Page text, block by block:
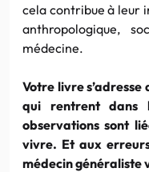
cela contribue à leur
anthropologique,
médecine.
Votre livre
qui rentrent dans
observations sont
vivre. Et aux
médecin généraliste